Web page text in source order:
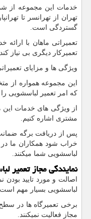
خدمات این مجموعه از
تهران از تهرانسر تا
گستردگی است.
تعمیراتی ماهان با ارائه
تعمیرکار دیگری بی نیاز
ویژگی ها و مزایای
این مجموعه همواره از
که امر تعمیر لباسشویی
از ویژگی های خدمات این
مشتری اشاره کنیم.
پس از دریافت برگه
خراب شود همکاران ما در
لباسشویی شما میکنند.
نمایندگی مجاز تعمیر
اصالت و مورد تایید بودن
لباسشویی بسیار مهم
برخی تعمیرگاه ها در
مجاز فعالیت نمیکنند.